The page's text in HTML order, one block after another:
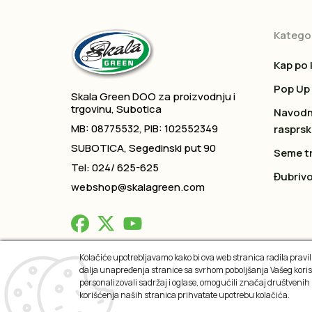
Skala Green DOO za proizvodnju i
trgovinu, Subotica
MB: 08775532, PIB: 102552349
SUBOTICA, Segedinski put 90
Tel: 024/ 625-625
webshop@skalagreen.com
Kap
Pop Up
Seme
2026 © All rights reserved
Kolačiće upotrebljavamo kako bi ova web stranica radila
dalja unapređenja stranice sa svrhom poboljšanja Vašeg
personalizovali sadržaj i oglase, omogućili značaj
korišćenja naših stranica prihvatate upotrebu kolačića.